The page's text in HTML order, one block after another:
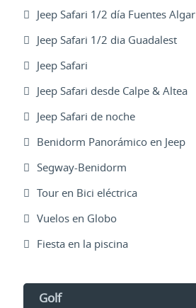
Jeep Safari 1/2 día Fuentes Algar
Jeep Safari 1/2 dia Guadalest
Jeep Safari
Jeep Safari desde Calpe & Altea
Jeep Safari de noche
Benidorm Panorámico en Jeep
Segway-Benidorm
Tour en Bici eléctrica
Vuelos en Globo
Fiesta en la piscina
Golf